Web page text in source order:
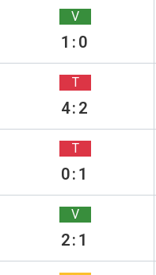
V
1:0
T
4:2
T
0:1
V
2:1